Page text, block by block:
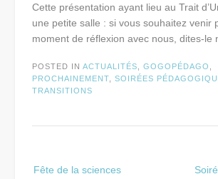
Cette présentation ayant lieu au Trait
une petite salle : si vous souhaitez venir
moment de réflexion avec nous, dites-le
POSTED IN ACTUALITÉS GOGOPÉDAGO
PROCHAINEMENT
SOIRÉES
TRANSITIONS
Fête de la sciences